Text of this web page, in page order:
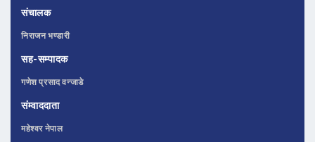
संचालक
निराजन भण्डारी
सह-सम्पादक
गणेश प्रसाद वन्जाडे
संम्वाददाता
महेश्वर नेपाल